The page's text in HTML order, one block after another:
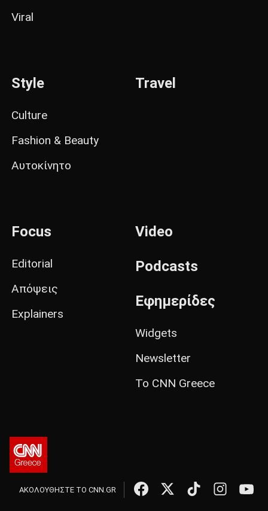
Viral
Style
Culture
Fashion & Beauty
Αυτοκίνητο
Travel
Focus
Editorial
Απόψεις
Explainers
Video
Podcasts
Εφημερίδες
Widgets
Newsletter
Το CNN Greece
ΑΚΟΛΟΥΘΗΣΤΕ ΤΟ CNN.GR